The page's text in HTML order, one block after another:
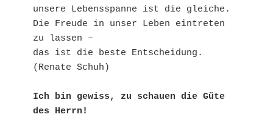
unsere Lebensspanne ist die gleiche.
Die Freude in unser Leben eintreten
zu lassen –
das ist die beste Entscheidung.
(Renate Schuh)
Ich bin gewiss, zu schauen die Güte
des Herrn!